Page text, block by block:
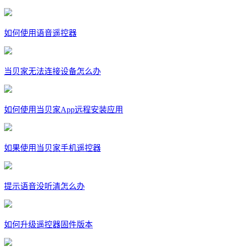
如何使用语音遥控器
当贝家无法连接设备怎么办
如何使用当贝家App远程安装应用
如果使用当贝家手机遥控器
提示语音没听清怎么办
如何升级遥控器固件版本